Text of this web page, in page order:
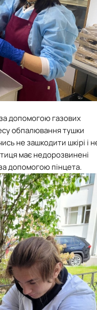
допомогою газових
обпалювання тушки
не зашкодити шкірі і
має недорозвинені
допомогою пінцета.